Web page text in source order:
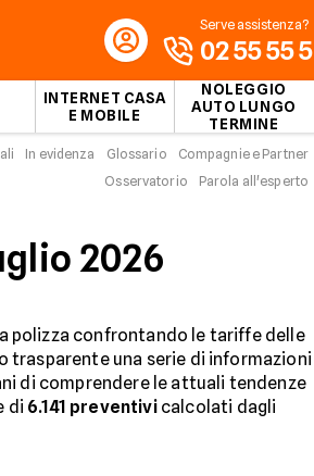
INTERNET CASA
E MOBILE
NOLEGGIO
AUTO LUNGO
TERMINE
Serve assistenza?
02 55 55 5
In evidenza Glossario
Compagnie e Partner
Osservatorio
Parola all'esperto
2026
polizza confrontando le tariffe delle
trasparente una serie di informazioni
di comprendere le attuali tendenze
di 6.141 preventivicalcolati dagli